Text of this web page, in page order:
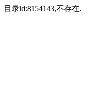
目录id:8154143,不存在.